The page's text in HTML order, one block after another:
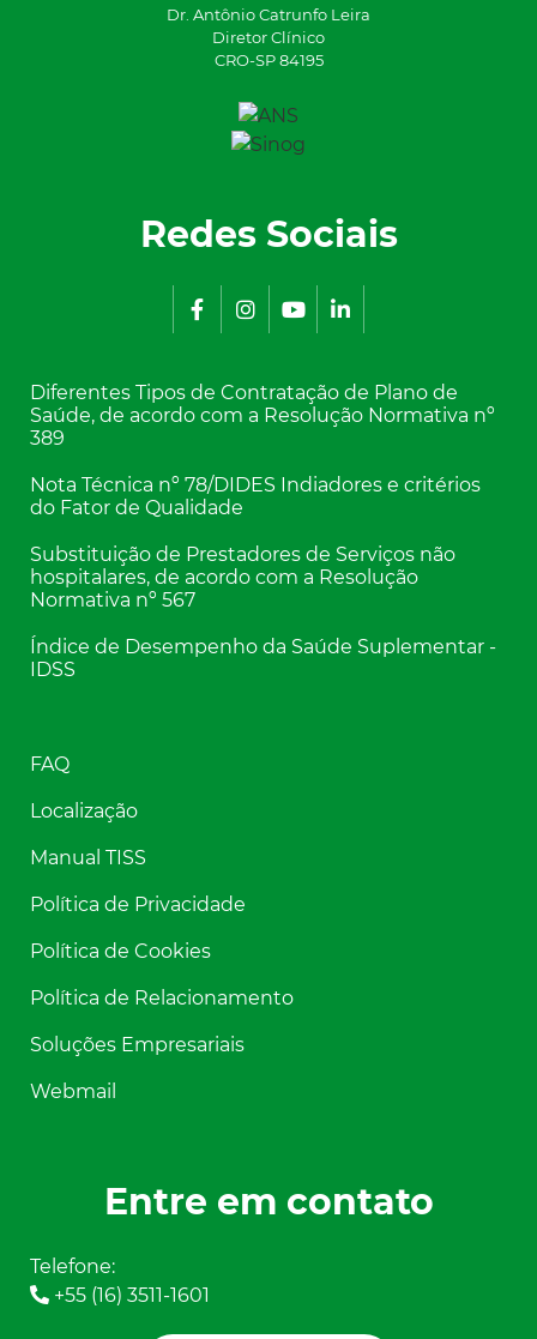
Dr. Antônio Catrunfo Leira
Diretor Clínico
CRO-SP 84195
Redes Sociais
Diferentes Tipos de Contratação de Plano de
Saúde, de acordo com a Resolução Normativa nº
389
Nota Técnica nº 78/DIDES Indiadores e critérios
do Fator de Qualidade
Substituição de Prestadores de Serviços não
hospitalares, de acordo com a Resolução
Normativa nº 567
Índice de Desempenho da Saúde Suplementar -
IDSS
FAQ
Localização
Manual TISS
Política de Privacidade
Política de Cookies
Política de Relacionamento
Soluções Empresariais
Webmail
Entre em contato
Telefone:
+55 (16) 3511-1601